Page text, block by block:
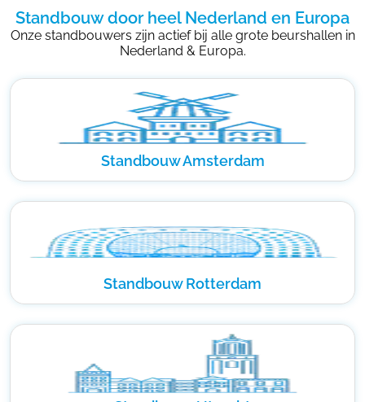
Standbouw door heel Nederland en Europa
Onze standbouwers zijn actief bij alle grote beurshallen in
Nederland & Europa.
Standbouw Amsterdam
Standbouw Rotterdam